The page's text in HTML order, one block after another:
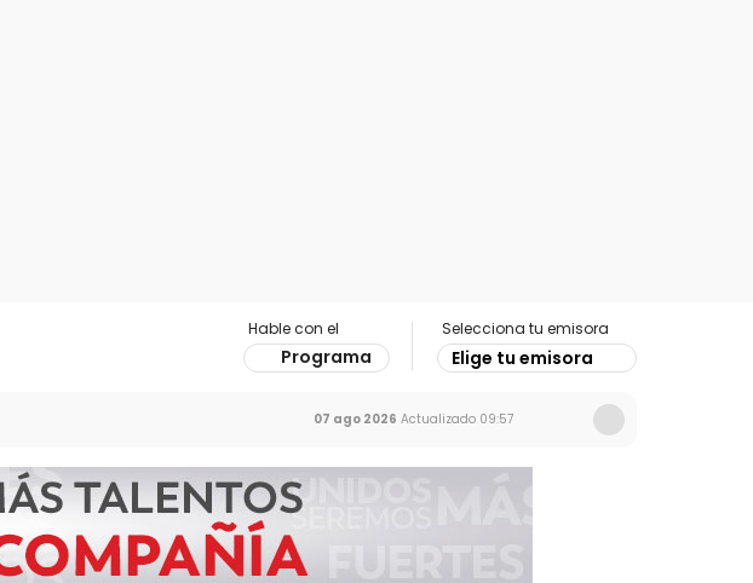
Hable con el
Programa
Selecciona tu emisora
Elige tu emisora
07 ago 2026 Actualizado 09:57